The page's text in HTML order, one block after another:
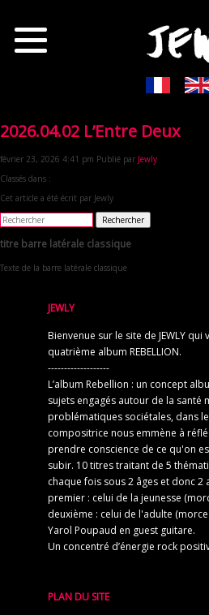
2026.04.02 L’Entre Deux
février 23, 2026 4:41 pm Publié par Jewly
Classés dans :
Cet article a été écrit par Jewly
Rechercher
titre barre latérale classique
Texte de la barre latérale classique
JEWLY
Bienvenue sur le site de JEWLY
quatrième album REBELLION.
-------------------
L’album Rebellion : un concept
sujets engagés autour de la santé
problématiques sociétales, dans
compositrice nous emmène à
prendre conscience de ce qu'on
subir. 10 titres traitant de 5
chaque fois sous 2 âges et donc 2
premier : celui de la jeunesse
deuxième : celui de l'adulte
Yarol Poupaud en guest guitare.
Un concentré d’énergie rock
PLAN DU SITE